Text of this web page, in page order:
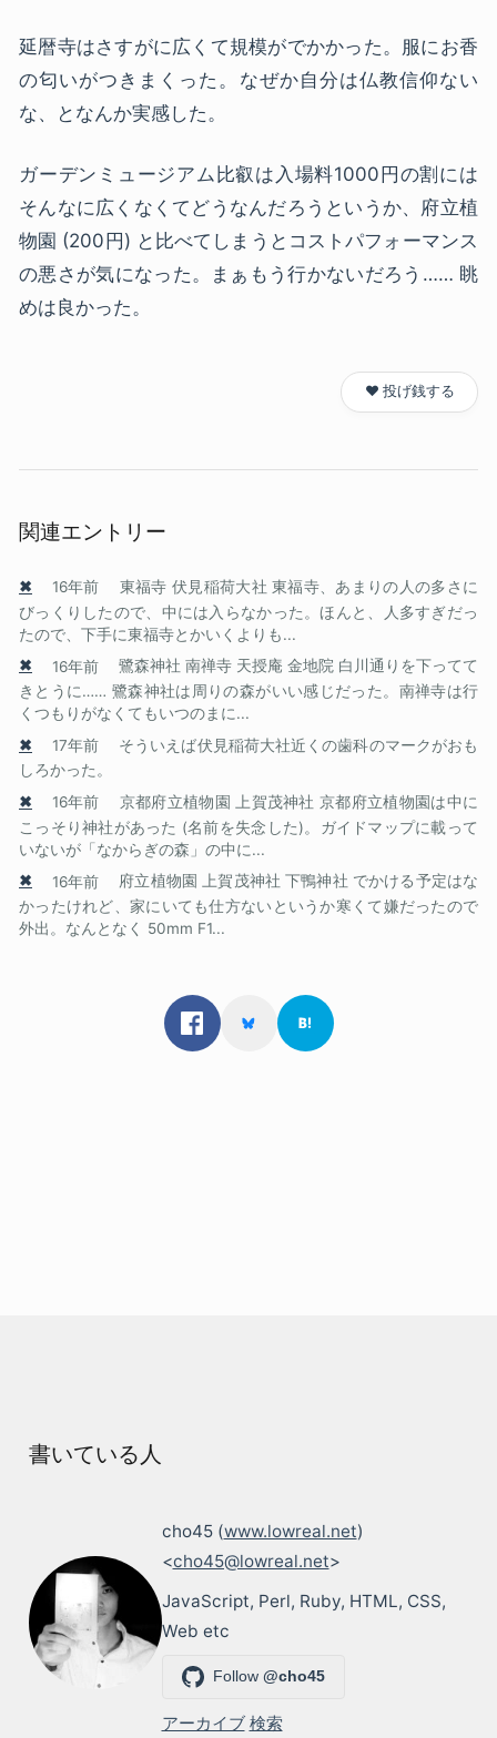
延暦寺はさすがに広くて規模がでかかった。服にお香
の匂いがつきまくった。なぜか自分は仏教信仰ない
な、となんか実感した。
ガーデンミュージアム比叡は入場料1000円の割には
そんなに広くなくてどうなんだろうというか、府立植
物園 (200円) と比べてしまうとコストパフォーマンス
の悪さが気になった。まぁもう行かないだろう…… 眺
めは良かった。
❤️ 投げ銭する
関連エントリー
✖ 16年前
東福寺 伏見稲荷大社 東福寺、あまりの人の多さに
びっくりしたので、中には入らなかった。ほんと、人多すぎだっ
たので、下手に東福寺とかいくよりも...
✖
16年前
鷺森神社 南禅寺 天授庵 金地院 白川通りを下ってて
きとうに…… 鷺森神社は周りの森がいい感じだった。南禅寺は行
くつもりがなくてもいつのまに...
✖
17年前
そういえば伏見稲荷大社近くの歯科のマークがおも
しろかった。
✖
16年前
京都府立植物園 上賀茂神社 京都府立植物園は中に
こっそり神社があった (名前を失念した)。ガイドマップに載って
いないが「なからぎの森」の中に...
✖
16年前
府立植物園 上賀茂神社 下鴨神社 でかける予定はな
かったけれど、家にいても仕方ないというか寒くて嫌だったので
外出。なんとなく 50mm F1...
書いている人
cho45 (www.lowreal.net)
<cho45@lowreal.net>
JavaScript, Perl, Ruby, HTML, CSS,
Web etc
Follow@cho45
アーカイブ 検索